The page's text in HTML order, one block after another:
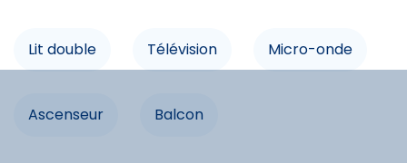
Lit double Télévision Micro-onde
Ascenseur Balcon